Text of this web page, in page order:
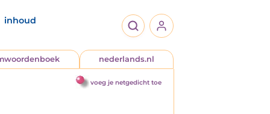
inhoud
nederlands.nl
voeg je netgedicht toe